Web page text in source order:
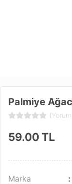
Palmiye
59.00TL
Marka